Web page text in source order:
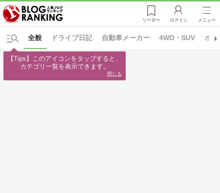
リーダー ログイン メニュー
ドライブ日記 自動車メーカー 4WD・SUV オー
全般
【Tips】このアイコンをタップすると、
カテゴリ一覧を表示できます。
閉じる